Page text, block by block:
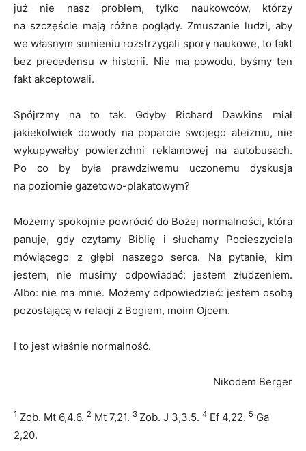
już nie nasz problem, tylko naukowców, którzy
na szczęście mają różne poglądy. Zmuszanie ludzi, aby
we własnym sumieniu rozstrzygali spory naukowe, to fakt
bez precedensu w historii. Nie ma powodu, byśmy ten
fakt akceptowali.
Spójrzmy na to tak. Gdyby Richard Dawkins miał
jakiekolwiek dowody na poparcie swojego ateizmu, nie
wykupywałby powierzchni reklamowej na autobusach.
Po co by była prawdziwemu uczonemu dyskusja
na poziomie gazetowo-plakatowym?
Możemy spokojnie powrócić do Bożej normalności, która
panuje, gdy czytamy Biblię i słuchamy Pocieszyciela
mówiącego z głębi naszego serca. Na pytanie, kim
jestem, nie musimy odpowiadać: jestem złudzeniem.
Albo: nie ma mnie. Możemy odpowiedzieć: jestem osobą
pozostającą w relacji z Bogiem, moim Ojcem.
I to jest właśnie normalność.
Nikodem Berger
1 Zob. Mt 6,4.6. 2 Mt 7,21. 3 Zob. J 3,3.5. 4 Ef 4,22. 5 Ga
2,20.